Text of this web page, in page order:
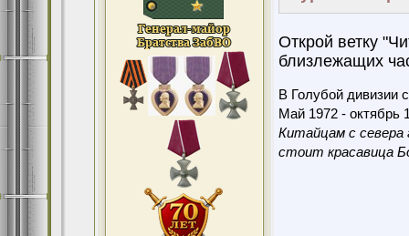
Открой ветку
близлежащих
В Голубой дивизии
Май 1972 - октябрь
Китайцам с севера
стоит красавица